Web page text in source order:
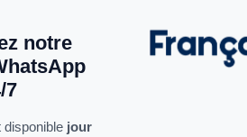
notre
7
disponible jour